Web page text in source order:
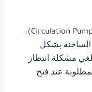
3- مضخة تدوير المياه الساخنة (Circulation Pump):
بشكل
مشكلة انتظار
عند فتح